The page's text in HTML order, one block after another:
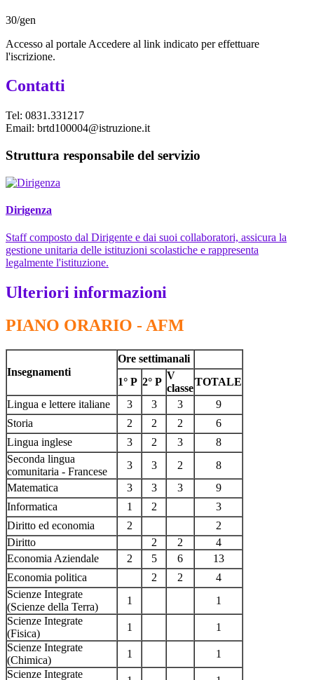
30/gen
Accesso al portale Accedere al link indicato per effettuare
l'iscrizione.
Contatti
Tel: 0831.331217
Email: brtd100004@istruzione.it
Struttura responsabile del servizio
Dirigenza
Staff composto dal Dirigente e dai suoi collaboratori, assicura la
gestione unitaria delle istituzioni scolastiche e rappresenta
legalmente l'istituzione.
Ulteriori informazioni
PIANO ORARIO - AFM
Insegnamenti
Ore settimanali
1° P 2° P
V
classe
TOTALE
Lingua e lettere italiane
3 3 3
9
Storia
2 2 2
6
Lingua inglese
3 2 3
8
Seconda lingua
comunitaria - Francese
3 3 2
8
Matematica
3 3 3
9
Informatica
1 2
3
Diritto ed economia
2
2
Diritto
2 2
4
Economia Aziendale
2 5 6
13
Economia politica
2 2
4
Scienze Integrate
(Scienze della Terra)
1
1
Scienze Integrate
(Fisica)
1
1
Scienze Integrate
(Chimica)
1
1
Scienze Integrate